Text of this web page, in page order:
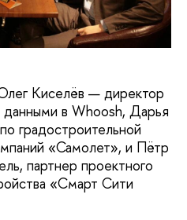
Киселёв — директор
данными в Whoosh, Дарья
градостроительной
«Самолет», и Пётр
партнер проектного
«Смарт Сити